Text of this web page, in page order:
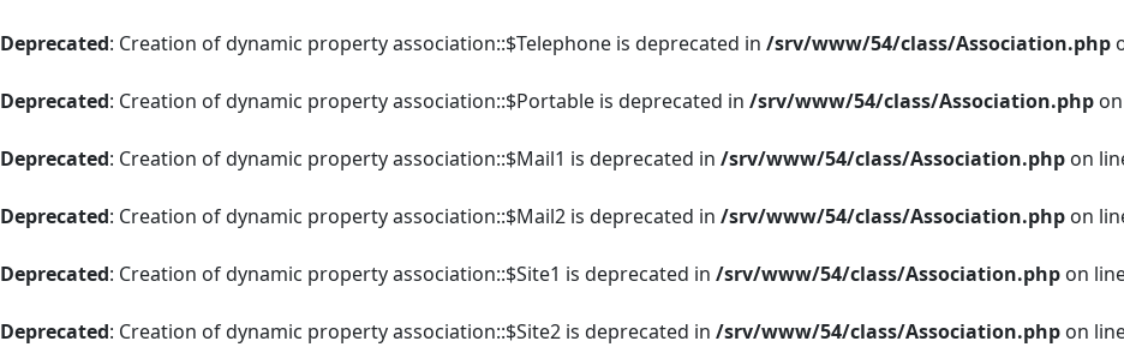
Deprecated: Creation of dynamic property association::$Telephone is deprecated in /srv/www/54/class/Association.php
Deprecated: Creation of dynamic property association::$Portable is deprecated in /srv/www/54/class/Association.php
Deprecated: Creation of dynamic property association::$Mail1 is deprecated in /srv/www/54/class/Association.php on
Deprecated: Creation of dynamic property association::$Mail2 is deprecated in /srv/www/54/class/Association.php on
Deprecated: Creation of dynamic property association::$Site1 is deprecated in /srv/www/54/class/Association.php on
Deprecated: Creation of dynamic property association::$Site2 is deprecated in /srv/www/54/class/Association.php on